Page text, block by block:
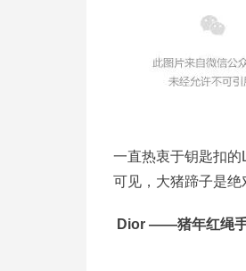
一直热衷于钥匙扣
可见，大猪蹄子是绝
Dior ——猪年红绳